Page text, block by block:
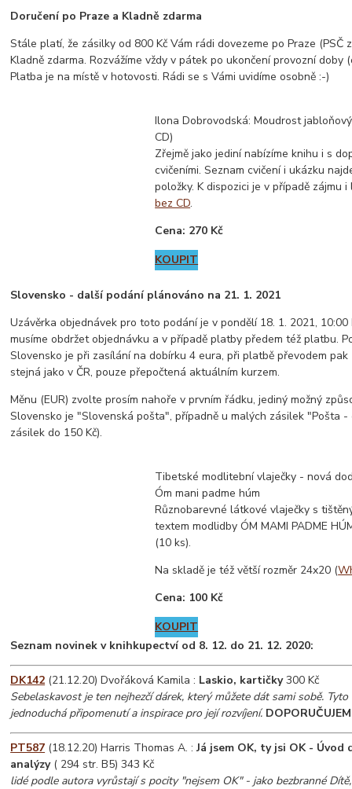
Doručení po Praze a Kladně zdarma
Stále platí, že zásilky od 800 Kč Vám rádi dovezeme po Praze (PSČ
Kladně zdarma. Rozvážíme vždy v pátek po ukončení provozní doby
Platba je na místě v hotovosti. Rádi se s Vámi uvidíme osobně :-)
Ilona Dobrovodská: Moudrost
CD)
Zřejmě jako jediní nabízíme knihu i s
cvičeními. Seznam cvičení i ukázku
položky. K dispozici je v případě zájmu
bez CD.
Cena: 270 Kč
KOUPIT
Slovensko - další podání plánováno na 21. 1. 2021
Uzávěrka objednávek pro toto podání je v pondělí 18. 1. 2021,
musíme obdržet objednávku a v případě platby předem též platbu.
Slovensko je při zasílání na dobírku 4 eura, při platbě převodem pak
stejná jako v ČR, pouze přepočtená aktuálním kurzem.
Měnu (EUR) zvolte prosím nahoře v prvním řádku, jediný možný
Slovensko je "Slovenská pošta", případně u malých zásilek "Pošta
zásilek do 150 Kč).
Tibetské modlitební vlaječky - nová
Óm mani padme húm
Různobarevné látkové vlaječky s
textem modlidby ÓM MAMI PADME
(10 ks).
Na skladě je též větší rozměr 24x20 (
Cena: 100 Kč
KOUPIT
Seznam novinek v knihkupectví od 8. 12. do 21. 12. 2020:
DK142 (21.12.20) Dvořáková Kamila : Laskio, kartičky300 Kč
Sebelaskavost je ten nejhezčí dárek, který můžete dát sami sobě. Tyto
jednoduchá připomenutí a inspirace pro její rozvíjení.
PT587 (18.12.20) Harris Thomas A. :Já jsem OK, ty jsi OK - Úvod
analýzy( 294 str. B5) 343 Kč
lidé podle autora vyrůstají s pocity "nejsem OK" - jako bezbranné